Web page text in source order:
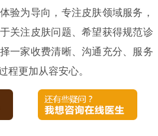
验为导向，专注皮肤领域服务，
关注皮肤问题、希望获得规范诊
一家收费清晰、沟通充分、服务
程更加从容安心。